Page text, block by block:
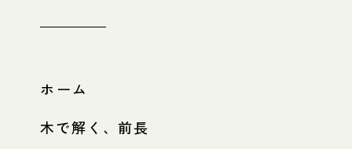
ホーム
木で解く、前長